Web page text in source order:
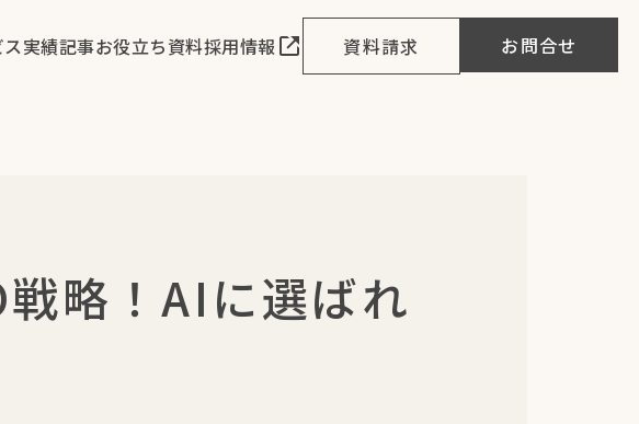
実績記事お役立ち資料採用情報 資料請求 お問合せ
略！AIに選ばれ